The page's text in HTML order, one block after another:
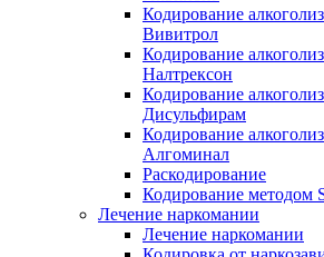
Кодирование
Вивитрол
Кодирование
Налтрексон
Кодирование
Дисульфирам
Кодирование
Алгоминал
Раскодирование
Кодирование методом
Лечение наркомании
Лечение наркомании